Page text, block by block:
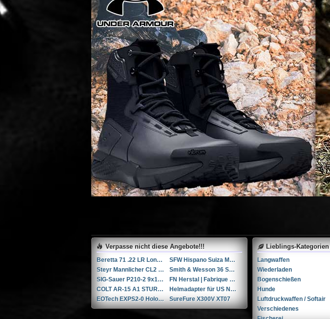
Verpasse nicht diese Angebote!!!
Beretta 71 .22 LR Long Rifle
SFW Hispano Suiza MP43/44, Kal. 9x19
Steyr Mannlicher CL2 Carbon .338 Lapua Magnum
Smith & Wesson 36 SB .38 Spl.
SIG-Sauer P210-2 9x19mm Parabellum/Luger/NATO
FN Herstal | Fabrique Nationale HiPower 9x19mm Parabellum/Luger/NATO
COLT AR-15 A1 STURMGEWEHR (Vollautomat)
Helmadapter für US Navy HGU-68/P und JHMCS Nachtsichtgeräte
EOTech EXPS2-0 Holografisches Visier und 3x Vortex Vergrößerungsglas
SureFure X300V XT07
Lieblings-Kategorien
Langwaffen
Wiederladen
Bogenschießen
Hunde
Luftdruckwaffen / Softair
Verschiedenes